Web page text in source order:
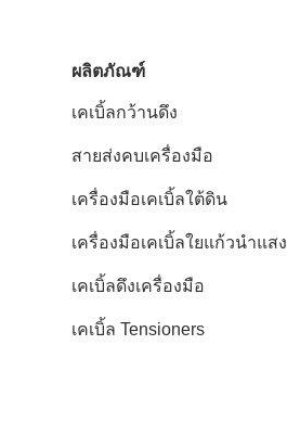
ผลิตภัณฑ์
เคเบิ้ลกว้านดึง
สายส่งคบเครื่องมือ
เครื่องมือเคเบิ้ลใต้ดิน
เครื่องมือเคเบิ้ลใยแก้วนำแสง
เคเบิ้ลดึงเครื่องมือ
เคเบิ้ล Tensioners